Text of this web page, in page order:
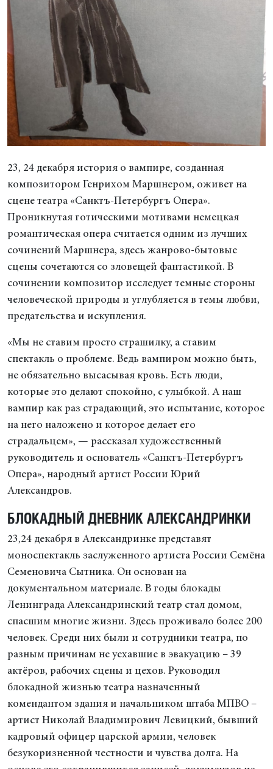
23, 24 декабря история о вампире, созданная
композитором Генрихом Маршнером, оживет на
сцене театра «Санктъ-Петербургъ Опера».
Проникнутая готическими мотивами немецкая
романтическая опера считается одним из лучших
сочинений Маршнера, здесь жанрово-бытовые
сцены сочетаются со зловещей фантастикой. В
сочинении композитор исследует темные стороны
человеческой природы и углубляется в темы любви,
предательства и искупления.
«Мы не ставим просто страшилку, а ставим
спектакль о проблеме. Ведь вампиром можно быть,
не обязательно высасывая кровь. Есть люди,
которые это делают спокойно, с улыбкой. А наш
вампир как раз страдающий, это испытание, которое
на него наложено и которое делает его
страдальцем», — рассказал художественный
руководитель и основатель «Санктъ-Петербургъ
Опера», народный артист России Юрий
Александров.
БЛОКАДНЫЙ ДНЕВНИК АЛЕКСАНДРИНКИ
23,24 декабря в Александринке представят
моноспектакль заслуженного артиста России Семёна
Семеновича Сытника. Он основан на
документальном материале. В годы блокады
Ленинграда Александринский театр стал домом,
спасшим многие жизни. Здесь проживало более 200
человек. Среди них были и сотрудники театра, по
разным причинам не уехавшие в эвакуацию – 39
актёров, рабочих сцены и цехов. Руководил
блокадной жизнью театра назначенный
комендантом здания и начальником штаба МПВО –
артист Николай Владимирович Левицкий, бывший
кадровый офицер царской армии, человек
безукоризненной честности и чувства долга. На